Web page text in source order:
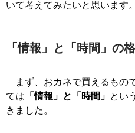
いて考えてみたいと思います。
「情報」と「時間」の
まず、おカネで買えるもの
ては 「情報」と「時間」 とい
きました。